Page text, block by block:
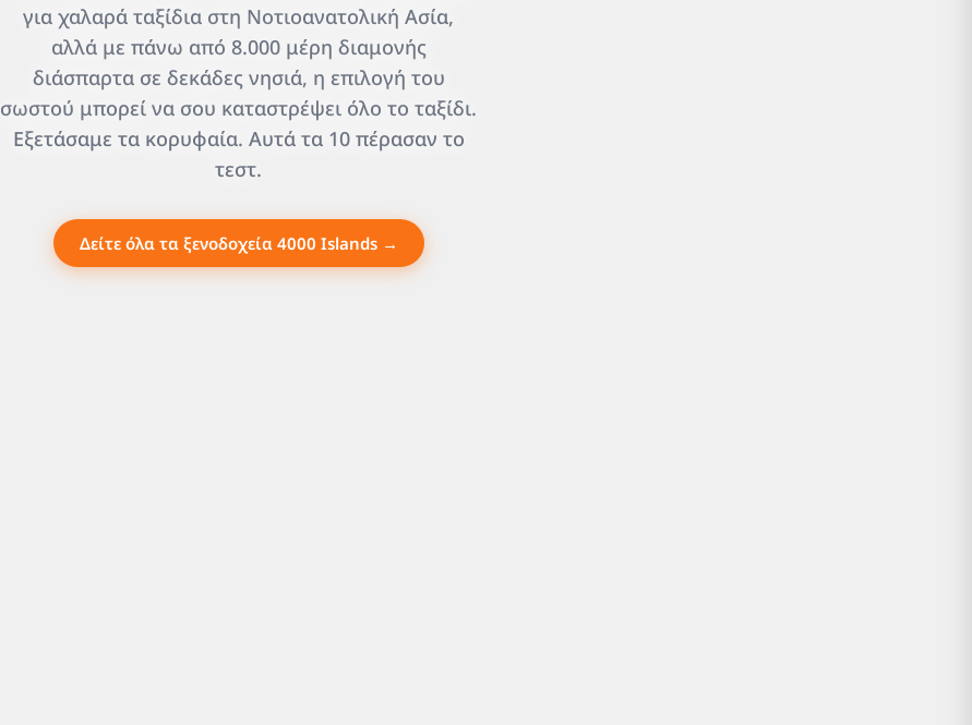
CARTO
για χαλαρά ταξίδια στη Νοτιοανατολική Ασία,
αλλά με πάνω από 8.000 μέρη διαμονής
διάσπαρτα σε δεκάδες νησιά, η επιλογή του
σωστού μπορεί να σου καταστρέψει όλο το ταξίδι.
Εξετάσαμε τα κορυφαία. Αυτά τα 10 πέρασαν το
τεστ.
Δείτε όλα τα ξενοδοχεία 4000 Islands →